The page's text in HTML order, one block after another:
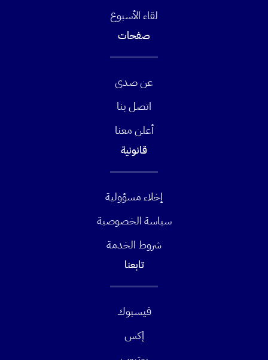
لقاء الأسبوع
صفحات
عن صدى
اتصل بنا
أعلن معنا
قانونية
إخلاء مسؤولية
سياسة الخصوصية
شروط الخدمة
تابعنا
فيسبوك
إكس